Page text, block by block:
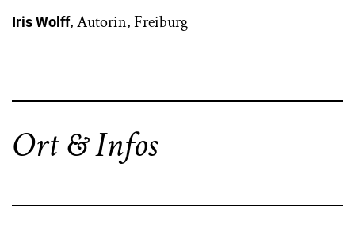
Iris Wolff, Autorin, Freiburg
Ort & Infos